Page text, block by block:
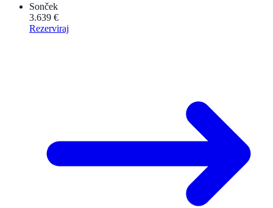
Sonček
3.639 €
Rezerviraj